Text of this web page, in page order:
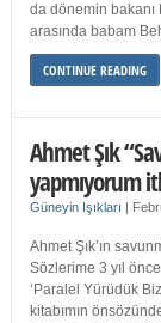
da dönemin bakanı
arasında babam
CONTINUE READING
Ahmet Şık
yapmıyorum
Güneyin Işıkları |
Ahmet Şık’ın
Sözlerime 3 yıl
‘Paralel Yürüdük
kitabımın